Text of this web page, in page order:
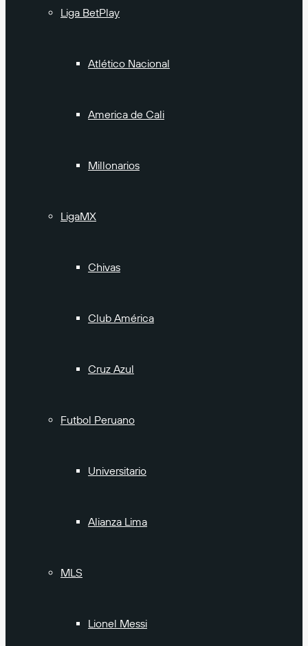
Liga BetPlay
Atlético Nacional
America de Cali
Millonarios
LigaMX
Chivas
Club América
Cruz Azul
Futbol Peruano
Universitario
Alianza Lima
MLS
Lionel Messi